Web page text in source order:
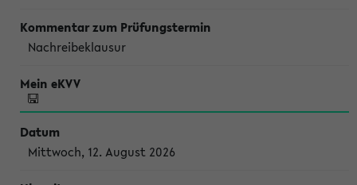
Nachreibeklausur
Mittwoch, 12. August 2026